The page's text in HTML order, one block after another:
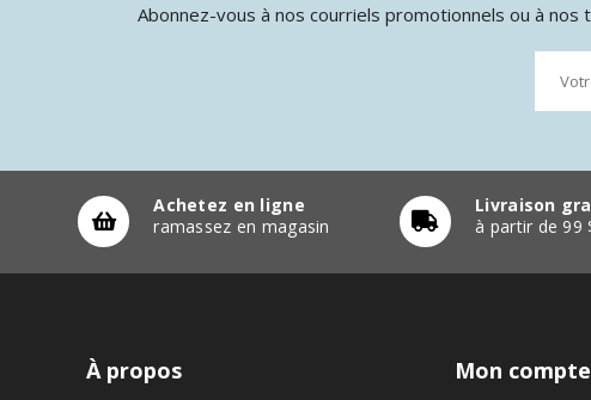
Abonnez-vous à nos courriels promotionnels ou à
Achetez en ligne
ramassez en magasin
Livraison
à partir de 99
À propos Mon compte